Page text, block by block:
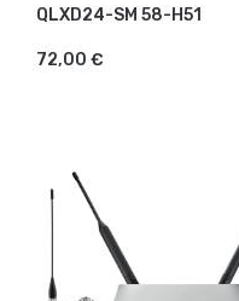
QLXD24-SM 58-H51
72,00 €